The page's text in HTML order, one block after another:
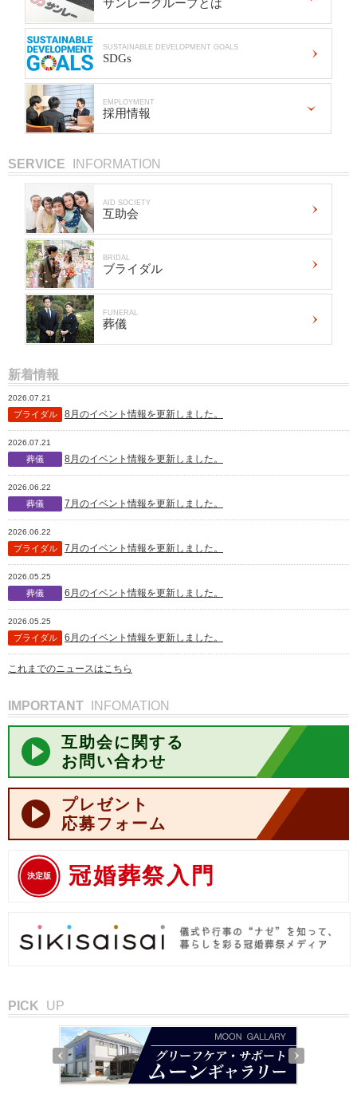
サンレーグループとは
SUSTAINABLE DEVELOPMENT GOALS
SDGs
EMPLOYMENT
採用情報
SERVICE INFORMATION
AID SOCIETY
互助会
BRIDAL
ブライダル
FUNERAL
葬儀
新着情報
2026.07.21
ブライダル 8月のイベント情報を更新しました。
2026.07.21
葬儀 8月のイベント情報を更新しました。
2026.06.22
葬儀 7月のイベント情報を更新しました。
2026.06.22
ブライダル 7月のイベント情報を更新しました。
2026.05.25
葬儀 6月のイベント情報を更新しました。
2026.05.25
ブライダル 6月のイベント情報を更新しました。
これまでのニュースはこちら
IMPORTANT INFOMATION
互助会に関する
お問い合わせ
プレゼント
応募フォーム
決定版 冠婚葬祭入門
PICK UP